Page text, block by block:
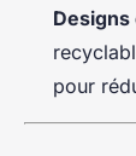
pour